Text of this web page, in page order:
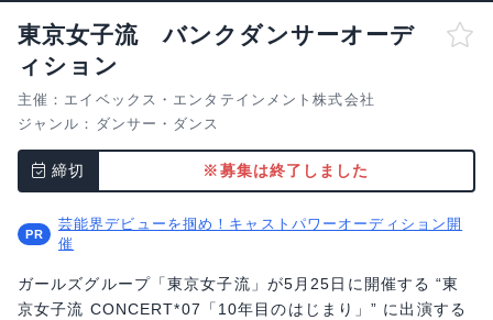
東京女子流 バンクダンサーオーデ
ィション
主催：エイベックス・エンタテインメント株式会社
ジャンル： ダンサー・ダンス
締切 ※募集は終了しました
芸能界デビューを掴め！キャストパワーオーディション開
催
ガールズグループ「東京女子流」が5月25日に開催する “東
京女子流 CONCERT*07「10年目のはじまり」” に出演する